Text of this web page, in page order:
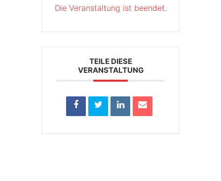
Die Veranstaltung ist beendet.
TEILE DIESE
VERANSTALTUNG